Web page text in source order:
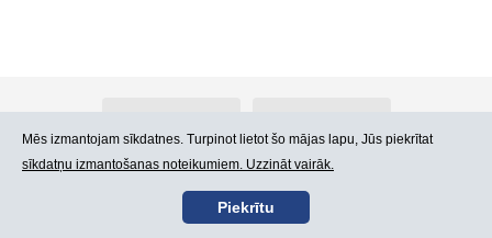
Kontakti Lietošanas noteikumi
Mēs izmantojam sīkdatnes. Turpinot lietot šo mājas lapu, Jūs piekrītat
sīkdatņu izmantošanas noteikumiem. Uzzināt vairāk.
Piekrītu